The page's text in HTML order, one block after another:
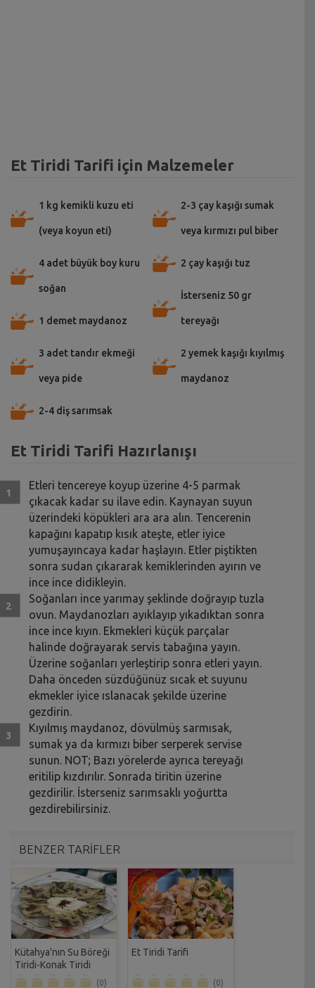
Et Tiridi Tarifi için Malzemeler
1 kg kemikli kuzu eti
(veya koyun eti)
4 adet büyük boy kuru
soğan
1 demet maydanoz
3 adet tandır ekmeği
veya pide
2-4 diş sarımsak
2-3 çay kaşığı sumak
veya kırmızı pul biber
2 çay kaşığı tuz
İsterseniz 50 gr
tereyağı
2 yemek kaşığı kıyılmış
maydanoz
Et Tiridi Tarifi Hazırlanışı
Etleri tencereye koyup üzerine 4-5 parmak
çıkacak kadar su ilave edin. Kaynayan suyun
üzerindeki köpükleri ara ara alın. Tencerenin
kapağını kapatıp kısık ateşte, etler iyice
yumuşayıncaya kadar haşlayın. Etler piştikten
sonra sudan çıkararak kemiklerinden ayırın ve
ince ince didikleyin.
Soğanları ince yarımay şeklinde doğrayıp tuzla
ovun. Maydanozları ayıklayıp yıkadıktan sonra
ince ince kıyın. Ekmekleri küçük parçalar
halinde doğrayarak servis tabağına yayın.
Üzerine soğanları yerleştirip sonra etleri yayın.
Daha önceden süzdüğünüz sıcak et suyunu
ekmekler iyice ıslanacak şekilde üzerine
gezdirin.
Kıyılmış maydanoz, dövülmüş sarmısak,
sumak ya da kırmızı biber serperek servise
sunun. NOT; Bazı yörelerde ayrıca tereyağı
eritilip kızdırılır. Sonrada tiritin üzerine
gezdirilir. İsterseniz sarımsaklı yoğurtta
gezdirebilirsiniz.
BENZER TARİFLER
Kütahya'nın Su Böreği
Tiridi-Konak Tiridi
Tarifi
(0)
Et Tiridi Tarifi
(0)